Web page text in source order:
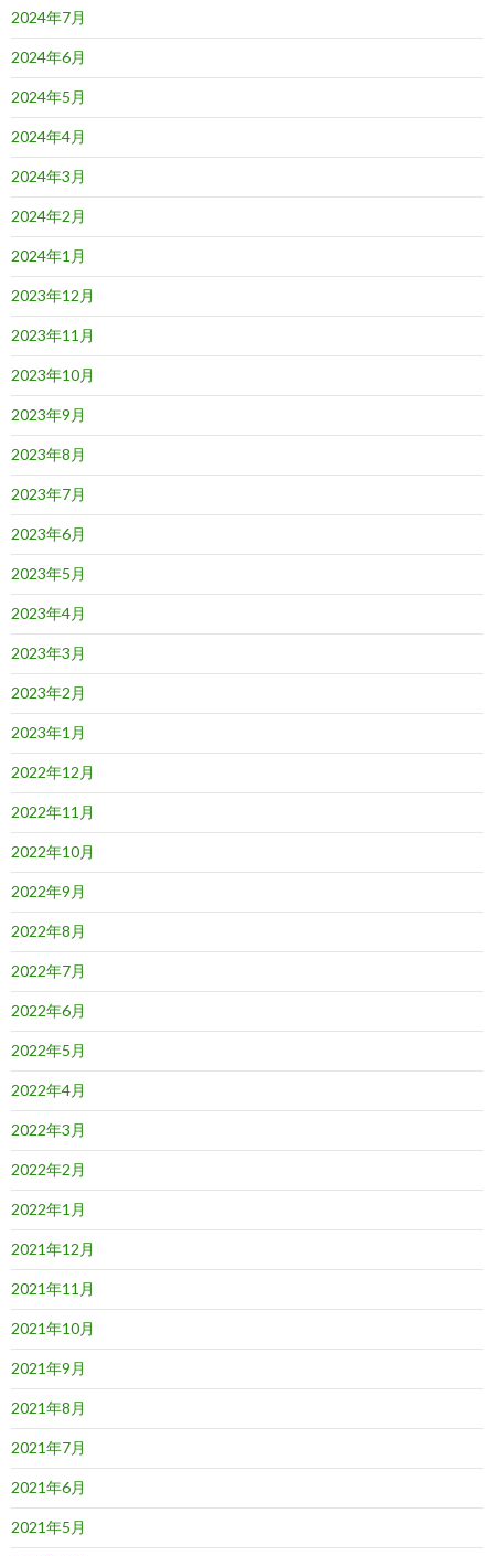
2024年7月
2024年6月
2024年5月
2024年4月
2024年3月
2024年2月
2024年1月
2023年12月
2023年11月
2023年10月
2023年9月
2023年8月
2023年7月
2023年6月
2023年5月
2023年4月
2023年3月
2023年2月
2023年1月
2022年12月
2022年11月
2022年10月
2022年9月
2022年8月
2022年7月
2022年6月
2022年5月
2022年4月
2022年3月
2022年2月
2022年1月
2021年12月
2021年11月
2021年10月
2021年9月
2021年8月
2021年7月
2021年6月
2021年5月